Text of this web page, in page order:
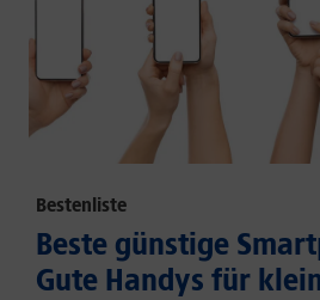
Bestenliste
Beste günstige
Gute Handys für